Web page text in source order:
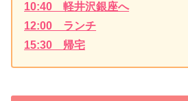
10:40 軽井沢銀座へ
12:00 ランチ
15:30 帰宅